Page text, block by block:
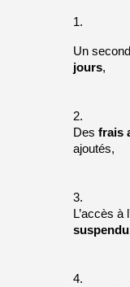
Un
jours,
Des frais
ajoutés,
suspendu